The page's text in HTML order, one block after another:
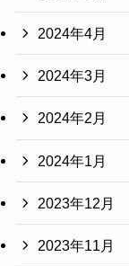
2024年4月
2024年3月
2024年2月
2024年1月
2023年12月
2023年11月